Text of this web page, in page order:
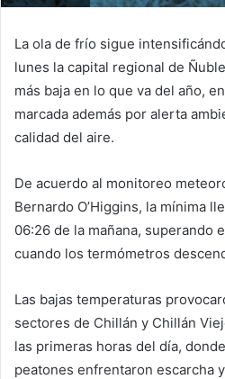
La ola de frío sigue
lunes la capital regional de
más baja en lo que va del año,
marcada además por alerta
calidad del aire.
De acuerdo al monitoreo
Bernardo O’Higgins, la mínima
06:26 de la mañana, superando
cuando los termómetros
Las bajas temperaturas
sectores de Chillán y Chillán
las primeras horas del día,
peatones enfrentaron escarcha